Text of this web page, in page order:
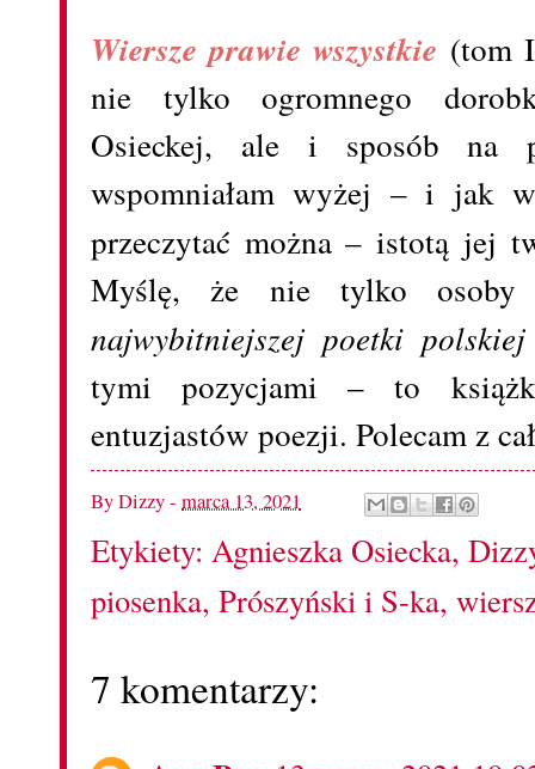
Wiersze prawie wszystkie (tom
nie tylko ogromnego
Osieckej, ale i sposób na
wspomniałam wyżej – i jak
przeczytać można – istotą jej
Myślę, że nie tylko osoby
najwybitniejszej poetki
tymi pozycjami – to
entuzjastów poezji. Polecam z
ByDizzy- marca 13, 2021
Etykiety: Agnieszka Osiecka,
piosenka, Prószyński i S-ka,
7 komentarzy: